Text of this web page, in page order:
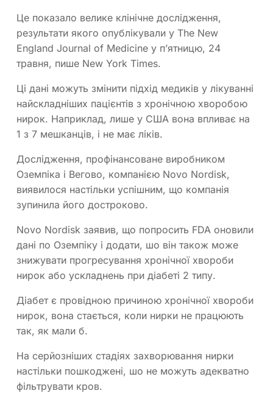
Це показало велике клінічне дослідження,
результати якого опублікували у The New
England Journal of Medicine у п’ятницю, 24
травня, пише New York Times.
Ці дані можуть змінити підхід медиків у лікуванні
найскладніших пацієнтів з хронічною хворобою
нирок. Наприклад, лише у США вона впливає на
1 з 7 мешканців, і не має ліків.
Дослідження, профінансоване виробником
Оземпіка і Вегово, компанією Novo Nordisk,
виявилося настільки успішним, що компанія
зупинила його достроково.
Novo Nordisk заявив, що попросить FDA оновили
дані по Оземпіку і додати, шо він також може
знижувати прогресування хронічної хвороби
нирок або ускладнень при діабеті 2 типу.
Діабет є провідною причиною хронічної хвороби
нирок, вона стається, коли нирки не працюють
так, як мали б.
На серйозніших стадіях захворювання нирки
настільки пошкоджені, шо не можуть адекватно
фільтрувати кров.